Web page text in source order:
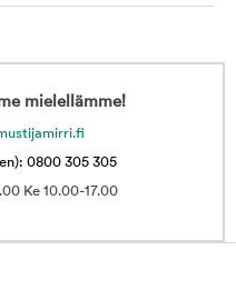
mielellämme!
0800 305 305
Ke 10.00-17.00